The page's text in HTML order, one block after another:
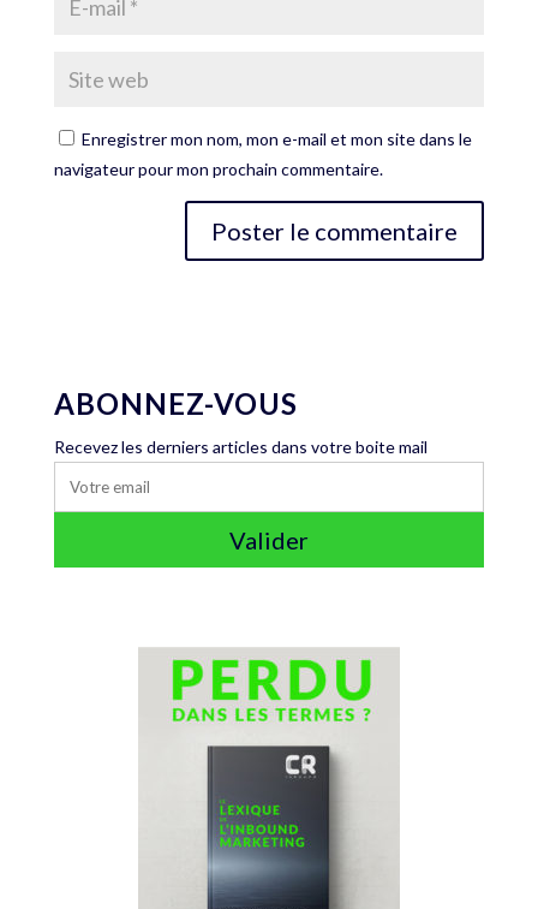
Enregistrer mon nom, mon e-mail et mon site dans le
navigateur pour mon prochain commentaire.
ABONNEZ-VOUS
Recevez les derniers articles dans votre boite mail